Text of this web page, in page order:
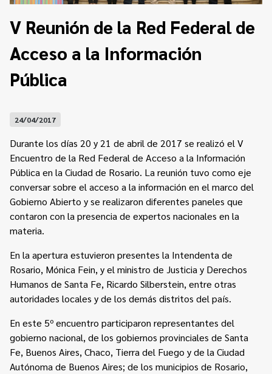
Convenios
Concursos
Acceso a la información Pública
Tenés Derechos
Plan de Gobierno Abierto en la Justicia
Recursos y Acceso a la Justicia
Repositorio de Datos Abiertos
Programa Educación en Derechos Humanos
Cuento con Derechos
Transparencia
Contacto
V Reunión de la Red Federal de
Acceso a la Información
Pública
24/04/2017
Durante los días 20 y 21 de abril de 2017 se realizó el V
Encuentro de la Red Federal de Acceso a la Información
Pública en la Ciudad de Rosario. La reunión tuvo como eje
conversar sobre el acceso a la información en el marco del
Gobierno Abierto y se realizaron diferentes paneles que
contaron con la presencia de expertos nacionales en la
materia.
En la apertura estuvieron presentes la Intendenta de
Rosario, Mónica Fein, y el ministro de Justicia y Derechos
Humanos de Santa Fe, Ricardo Silberstein, entre otras
autoridades locales y de los demás distritos del país.
En este 5º encuentro participaron representantes del
gobierno nacional, de los gobiernos provinciales de Santa
Fe, Buenos Aires, Chaco, Tierra del Fuego y de la Ciudad
Autónoma de Buenos Aires; de los municipios de Rosario,